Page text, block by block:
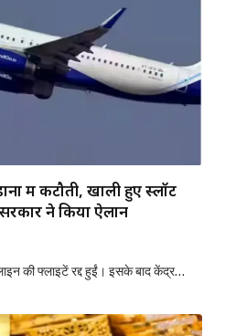
में कटौती, खाली हुए स्लॉट
ने किया ऐलान
की फ्लाइटें रद्द हुईं। इसके बाद केंद्र…